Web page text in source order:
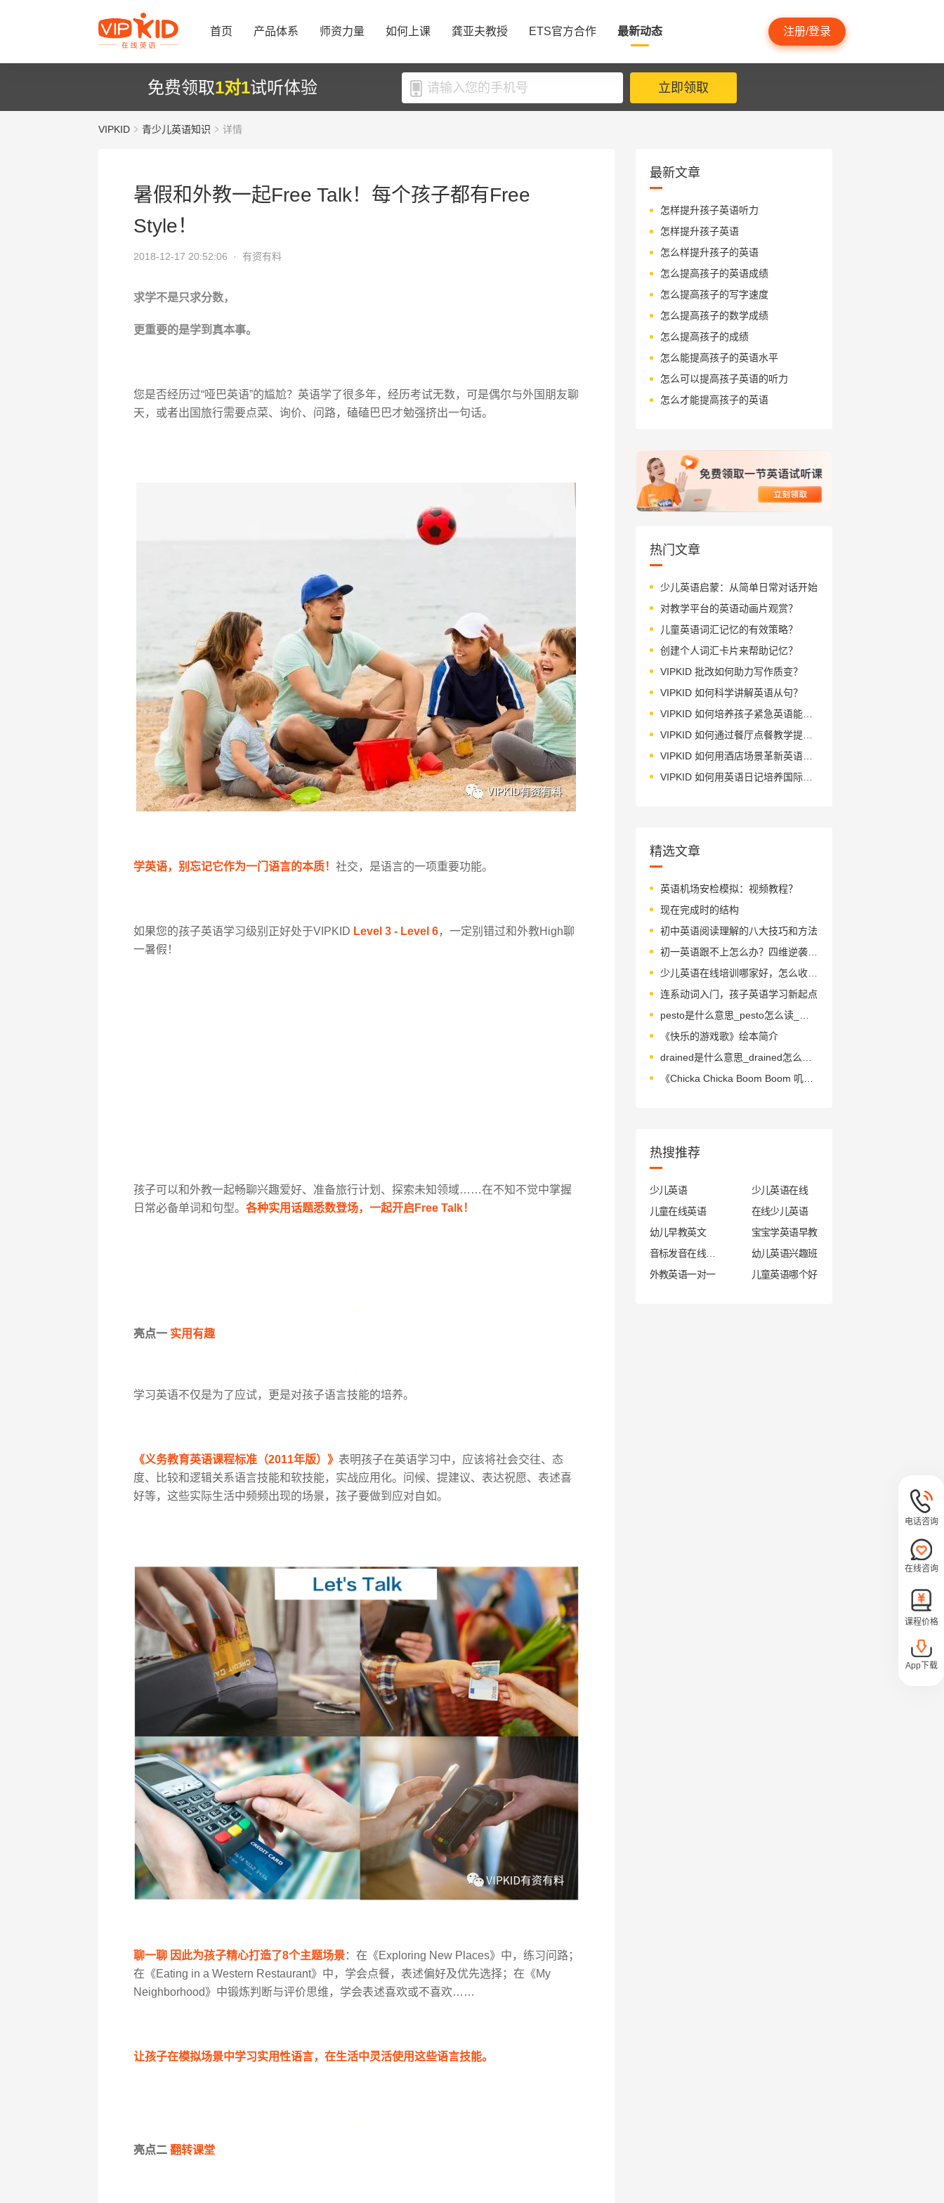
首页 产品体系 师资力量 如何上课 龚亚夫教授 ETS官方合作 最新动态 注册/登录
免费领取1对1试听体验 立即领取
VIPKID 青少儿英语知识 详情
暑假和外教一起Free Talk！每个孩子都有Free
Style！
2018-12-17 20:52:06 · 有资有料
求学不是只求分数，
更重要的是学到真本事。
您是否经历过“哑巴英语”的尴尬？英语学了很多年，经历考试无数，可是偶尔与外国朋友聊
天，或者出国旅行需要点菜、询价、问路，磕磕巴巴才勉强挤出一句话。
学英语，别忘记它作为一门语言的本质！ 社交，是语言的一项重要功能。
如果您的孩子英语学习级别正好处于VIPKID Level 3 - Level 6，一定别错过和外教High聊
一暑假！
孩子可以和外教一起畅聊兴趣爱好、准备旅行计划、探索未知领域……在不知不觉中掌握
日常必备单词和句型。 各种实用话题悉数登场，一起开启Free Talk！
亮点一 实用有趣
学习英语不仅是为了应试，更是对孩子语言技能的培养。
《义务教育英语课程标准（2011年版）》 表明孩子在英语学习中，应该将社会交往、态
度、比较和逻辑关系语言技能和软技能，实战应用化。问候、提建议、表达祝愿、表述喜
好等，这些实际生活中频频出现的场景，孩子要做到应对自如。
聊一聊 因此为孩子精心打造了8个主题场景：在《Exploring New Places》中，练习问路；
在《Eating in a Western Restaurant》中，学会点餐，表述偏好及优先选择；在《My
Neighborhood》中锻炼判断与评价思维，学会表述喜欢或不喜欢……
让孩子在模拟场景中学习实用性语言，在生活中灵活使用这些语言技能。
亮点二 翻转课堂
最新文章
怎样提升孩子英语听力
怎样提升孩子英语
怎么样提升孩子的英语
怎么提高孩子的英语成绩
怎么提高孩子的写字速度
怎么提高孩子的数学成绩
怎么提高孩子的成绩
怎么能提高孩子的英语水平
怎么可以提高孩子英语的听力
怎么才能提高孩子的英语
热门文章
少儿英语启蒙：从简单日常对话开始
对教学平台的英语动画片观赏？
儿童英语词汇记忆的有效策略？
创建个人词汇卡片来帮助记忆？
VIPKID 批改如何助力写作质变？
VIPKID 如何科学讲解英语从句？
VIPKID 如何培养孩子紧急英语能力？
VIPKID 如何通过餐厅点餐教学提升少儿英语应用能力？
VIPKID 如何用酒店场景革新英语教学？
VIPKID 如何用英语日记培养国际化人才？
精选文章
英语机场安检模拟：视频教程？
现在完成时的结构
初中英语阅读理解的八大技巧和方法
初一英语跟不上怎么办？四维逆袭法助突破
少儿英语在线培训哪家好，怎么收费的？
连系动词入门，孩子英语学习新起点
《快乐的游戏歌》绘本简介
《Chicka Chicka Boom Boom 叽喀叽喀碰碰》绘本简介
热搜推荐
少儿英语
少儿英语在线
儿童在线英语
在线少儿英语
幼儿早教英文
宝宝学英语早教
幼儿英语兴趣班
外教英语一对一
儿童英语哪个好
电话咨询
在线咨询
课程价格
App下载